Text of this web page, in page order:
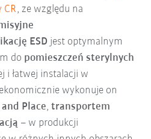
CR, ze względu na
ESD jest optymalnym
do pomieszczeń sterylnych
i łatwej instalacji w
wykonuje on
Place,transportem
– w produkcji